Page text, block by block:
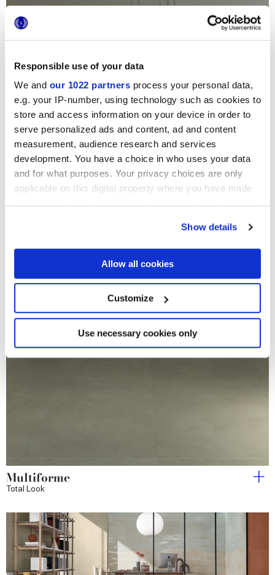
Responsible use of your data
We and our 1022 partners process your personal data,
e.g. your IP-number, using technology such as cookies to
store and access information on your device in order to
serve personalized ads and content, ad and content
measurement, audience research and services
development. You have a choice in who uses your data
and for what purposes. Your privacy choices are only
applicable on this digital property where you have made
If you allow, we would also like to:
Collect information about your geographical
location which can be accurate to within several
Identify your device by actively scanning it for
specific characteristics (fingerprinting)
Find out more about how your personal data is processed
and set your preferences in thedetails section.
Show details
Allow all cookies
Customize
Use necessary cookies only
Multiforme
Total Look